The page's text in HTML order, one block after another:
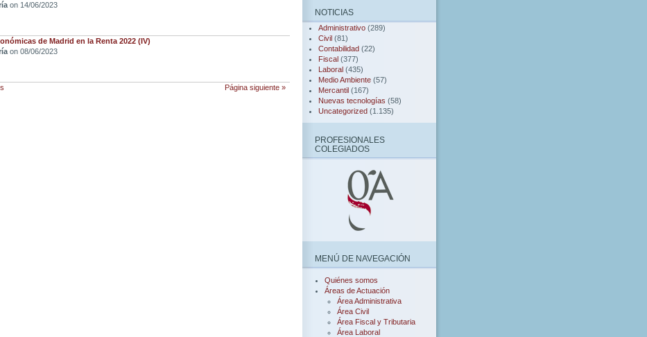
on 14/06/2023
de Madrid en la Renta 2022 (IV)
on 08/06/2023
Página siguiente »
NOTICIAS
Administrativo (289)
Civil (81)
Contabilidad (22)
Fiscal (377)
Laboral (435)
Medio Ambiente (57)
Mercantil (167)
Nuevas tecnologías (58)
Uncategorized (1.135)
PROFESIONALES
COLEGIADOS
MENÚ DE NAVEGACIÓN
Quiénes somos
Áreas de Actuación
Área Administrativa
Área Civil
Área Fiscal y Tributaria
Área Laboral